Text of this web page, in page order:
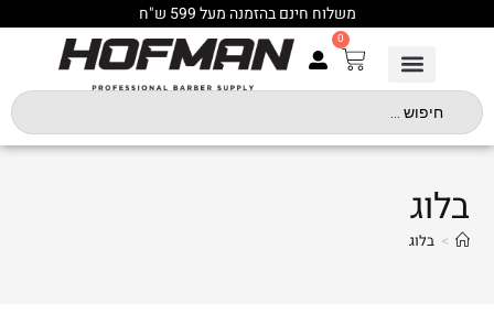
משלוח חינם בהזמנה מעל 599 ש"ח
0
בלוג
> בלוג